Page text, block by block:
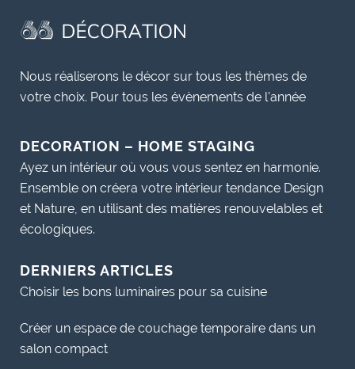
Nous réaliserons le décor sur tous les thèmes de
votre choix. Pour tous les évènements de l'année
DECORATION – HOME STAGING
Ayez un intérieur où vous vous sentez en harmonie.
Ensemble on créera votre intérieur tendance Design
et Nature, en utilisant des matières renouvelables et
écologiques.
DERNIERS ARTICLES
Choisir les bons luminaires pour sa cuisine
Créer un espace de couchage temporaire dans un
salon compact